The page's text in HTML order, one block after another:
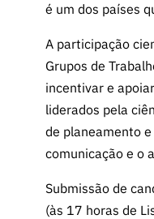
é um dos países
A participação
Grupos de
incentivar e
liderados pela
de planeamento
comunicação e o
Submissão de
(às 17 horas de